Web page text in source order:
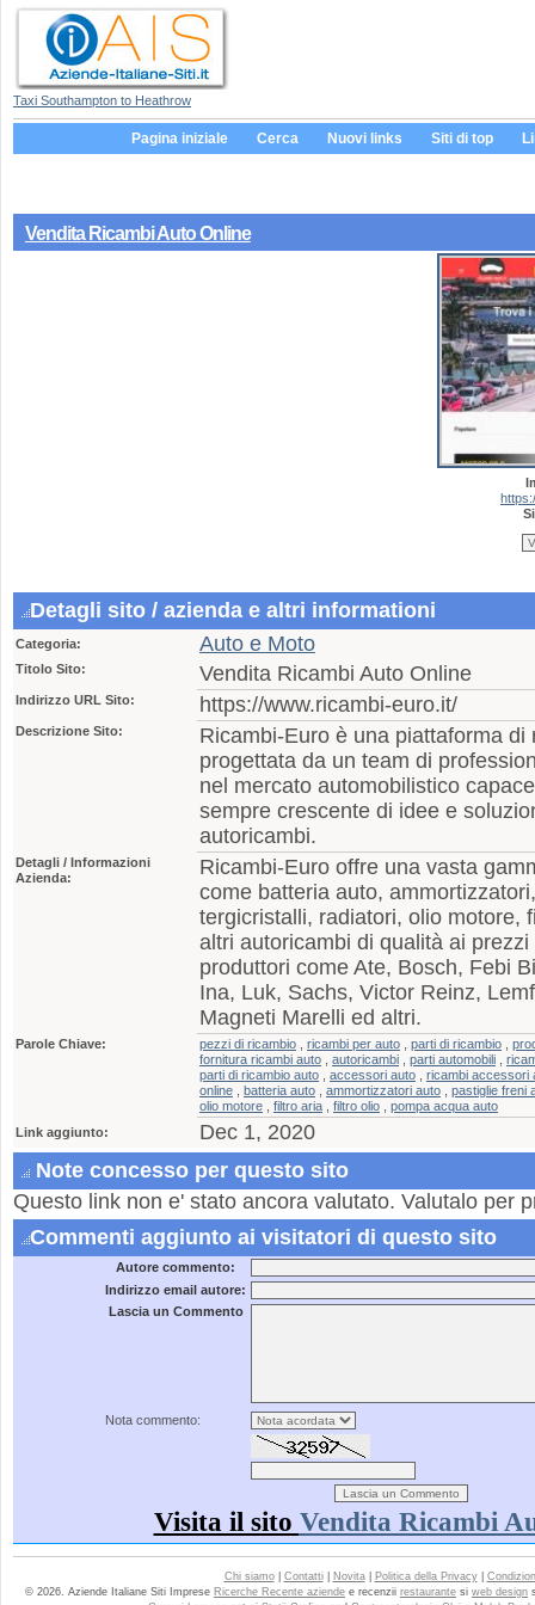
Taxi Southampton to Heathrow
Pagina iniziale Cerca Nuovi links Siti di top
Vendita Ricambi Auto Online
Detagli sito / azienda e altri informationi
Categoria: Auto e Moto
Titolo Sito: Vendita Ricambi Auto Online
Indirizzo URL Sito: https://www.ricambi-euro.it/
Descrizione Sito:
Ricambi-Euro è una piattaforma di
progettata da un team di
nel mercato automobilistico
sempre crescente di idee e
autoricambi.
Detagli / Informazioni
Azienda:
Ricambi-Euro offre una vasta
come batteria auto,
tergicristalli, radiatori, olio motore,
altri autoricambi di qualità ai
produttori come Ate, Bosch, Febi
Ina, Luk, Sachs, Victor Reinz,
Magneti Marelli ed altri.
Parole Chiave: pezzi di ricambio ricambi per auto parti di ricambio
fornitura ricambi auto
autoricambi parti automobili
parti di ricambio auto
accessori auto
ricambi accessori
online
batteria auto ammortizzatori auto
pastiglie freni
olio motore
filtro aria filtro olio
pompa acqua auto
Link aggiunto:
Dec 1, 2020
Note concesso per questo sito
Questo link non e' stato ancora valutato. Valutalo per
Commenti aggiunto ai visitatori di questo sito
Autore commento:
Indirizzo email autore:
Lascia un Commento
Nota commento:
Visita il sito Vendita Ricambi
Chi siamo| Contatti| Novita| Politica della Privacy|
© 2026. Aziende Italiane Siti Imprese Ricerche Recente aziende e recenzii restaurante si web design